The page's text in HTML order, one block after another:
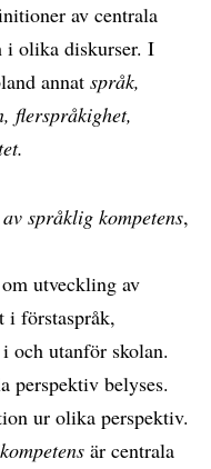
av centrala
i olika diskurser. I
annat språk,
flerspråkighet,
språklig kompetens,
utveckling av
i förstaspråk,
och utanför skolan.
perspektiv belyses.
ur olika perspektiv.
är centrala